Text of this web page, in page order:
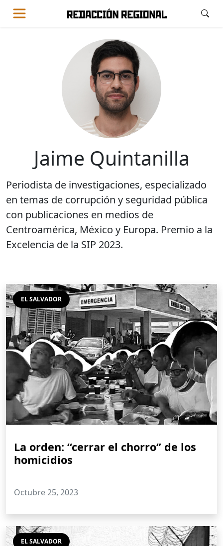
Jaime Quintanilla
Periodista de investigaciones, especializado
en temas de corrupción y seguridad pública
con publicaciones en medios de
Centroamérica, México y Europa. Premio a la
Excelencia de la SIP 2023.
EL SALVADOR
La orden: “cerrar el chorro” de los
homicidios
Octubre 25, 2023
EL SALVADOR